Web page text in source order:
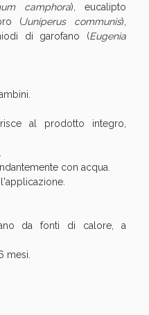
camphora), eucalipto
( Juniperus communis),
di garofano (Eugenia
al prodotto integro,
con acqua.
da fonti di calore, a
mesi.
oggi!
fino al 45% oggi!